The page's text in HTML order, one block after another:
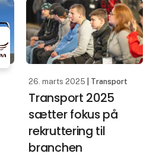
af god aerodynamik og
en effektiv
26. marts 2025 | Transport
Transport 2025
sætter fokus på
rekruttering til
branchen